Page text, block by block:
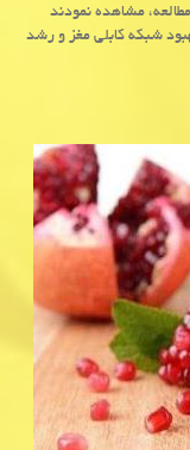
مشاهده نمودند
شبكه كابلی مغز و رشد